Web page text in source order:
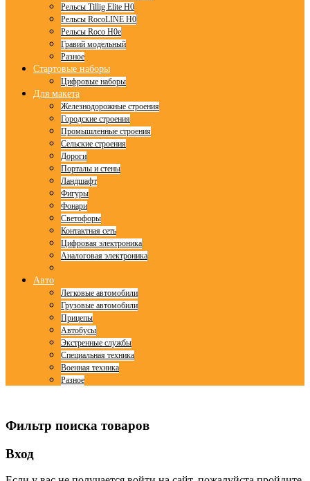
Рельсы Tillig Elite H0
Рельсы RocoLINE H0
Рельсы Roco H0e
Гравий модельный
Разное
Стартовые наборы
Цифровые наборы
Для макета
Железнодорожные строения
Городские строения
Промышленные строения
Сельские строения
Дороги
Порталы и стены
Ландшафт
Фигуры
Фонари
Светофоры
Контактная сеть
Цифровая электроника
Аналоговая электроника
Авто
Легковые автомобили
Грузовые автомобили
Прицепы
Автобусы
Экстренные службы
Специальная техника
Военная техника
Разное
Фильтр поиска товаров
Вход